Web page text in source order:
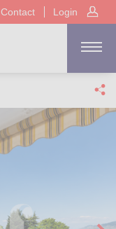
Contact Login